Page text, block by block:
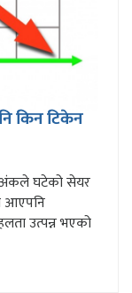
किन टिकेन
अंकले घटेको सेयर
आएपनि
उत्पन्न भएको